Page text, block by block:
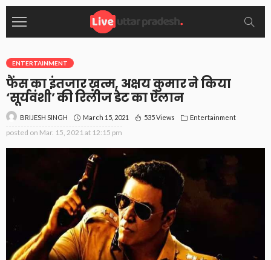
ENTERTAINMENT
फैंस का इंतजार ख़त्म, अक्षय कुमार ने किया
‘सूर्यवंशी’ की रिलीज डेट का ऐलान
BRIJESH SINGH March 15, 2021 535 Views Entertainment
posted on Mar. 15, 2021 at 12:15 pm